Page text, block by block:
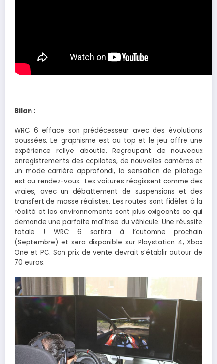
Bilan :
WRC 6 efface son prédécesseur avec des évolutions
poussées. Le graphisme est au top et le jeu offre une
expérience rallye aboutie. Regroupant de nouveaux
enregistrements des copilotes, de nouvelles caméras et
un mode carrière approfondi, la sensation de pilotage
est au rendez-vous. Les voitures réagissent comme des
vraies, avec un débattement de suspensions et des
transfert de masse réalistes. Les routes sont fidèles à la
réalité et les environnements sont plus exigeants ce qui
demande une parfaite maîtrise du véhicule. Une réussite
totale ! WRC 6 sortira à l’automne prochain
(Septembre) et sera disponible sur Playstation 4, Xbox
One et PC. Son prix de vente devrait s’établir autour de
70 euros.